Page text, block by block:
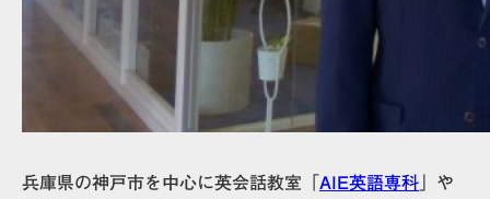
兵庫県の神戸市を中心に英会話教室「 AIE英語専科 」や